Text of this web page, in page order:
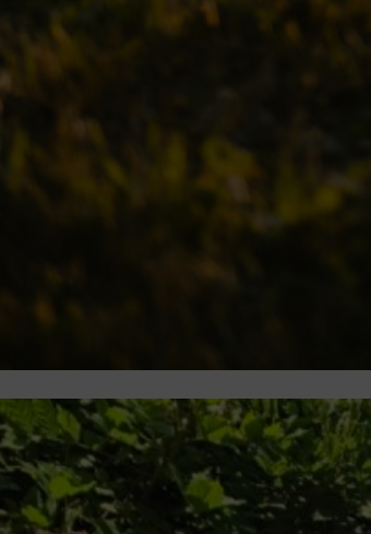
Hallgatóink a Yale-en!
Az Óbudai Egyetem 9
világ egyik legjobb és
intézményén, a Yale-en